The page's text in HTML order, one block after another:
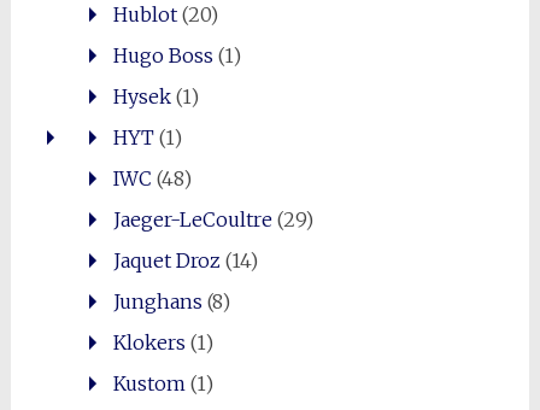
Hublot(20)
Hugo Boss (1)
Hysek(1)
HYT(1)
IWC (48)
Jaeger-LeCoultre(29)
Jaquet Droz (14)
Junghans (8)
Klokers (1)
Kustom (1)